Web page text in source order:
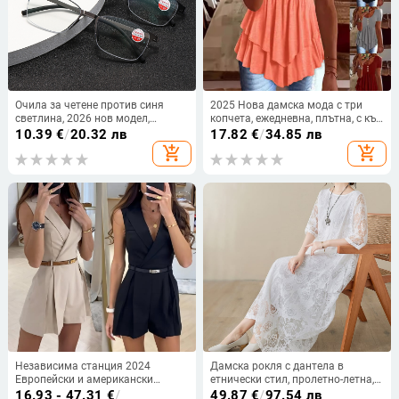
Очила за четене против синя
светлина, 2026 нов модел,
метални полурамки, ултра леки,
без винтове, за пресбиопия,
унисекс
10.39 €/20.32 лв
add_shopping_cart
2025 Нова дамска мода с три
копчета, ежедневна, плътна, с къс
ръкав, Amazon, трансгранична,
европейска и американска
17.82 €/34.85 лв
add_shopping_cart
Независима станция 2024
Европейски и американски
външен търговски нов елегантен
16.93 - 47.31 €/
Дамска рокля с дантела в
етнически стил, пролетно-летна,
широка винтидж рокля, дълга
49.87 €/97.54 лв